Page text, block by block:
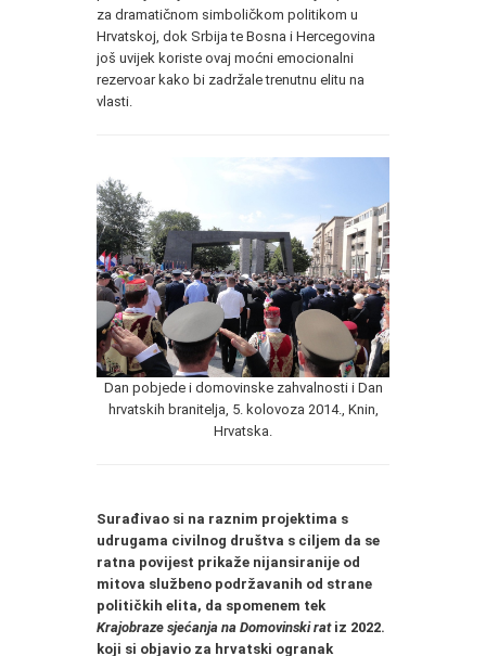
za dramatičnom simboličkom politikom u
Hrvatskoj, dok Srbija te Bosna i Hercegovina
još uvijek koriste ovaj moćni emocionalni
rezervoar kako bi zadržale trenutnu elitu na
vlasti.
Dan pobjede i domovinske zahvalnosti i Dan
hrvatskih branitelja, 5. kolovoza 2014., Knin,
Hrvatska.
Surađivao si na raznim projektima s
udrugama civilnog društva s ciljem da se
ratna povijest prikaže nijansiranije od
mitova službeno podržavanih od strane
političkih elita, da spomenem tek
Krajobraze sjećanja na Domovinski ratiz 2022.
koji si objavio za hrvatski ogranak